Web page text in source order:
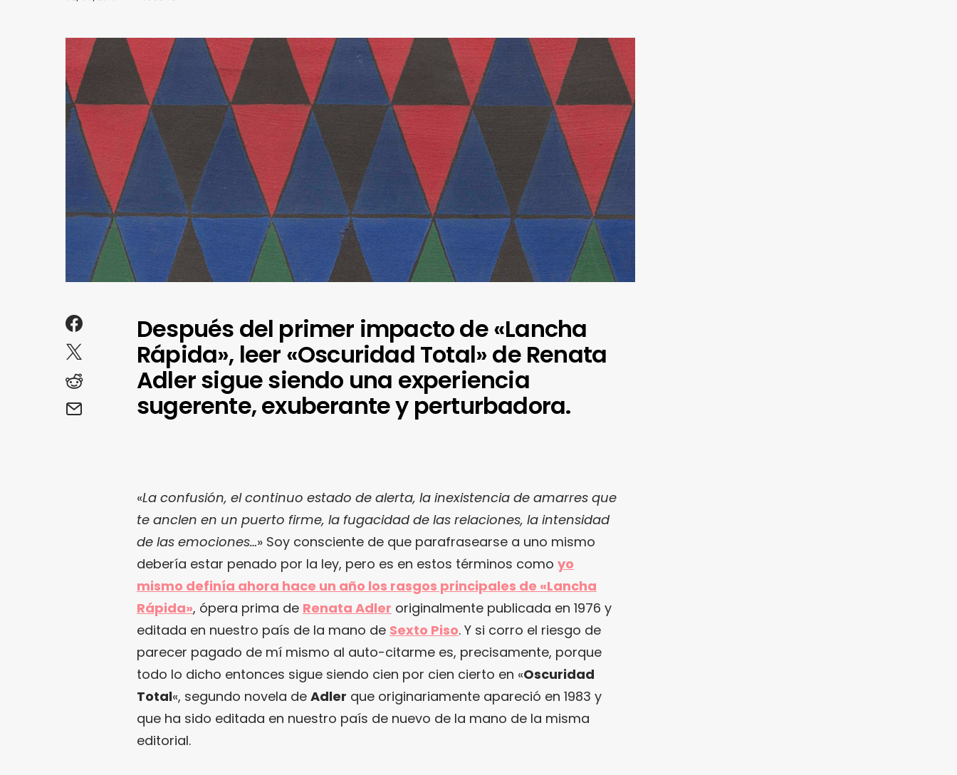
Después del primer impacto de «Lancha
Rápida», leer «Oscuridad Total» de Renata
Adler sigue siendo una experiencia
sugerente, exuberante y perturbadora.
«La confusión, el continuo estado de alerta, la inexistencia de amarres que
te anclen en un puerto firme, la fugacidad de las relaciones, la intensidad
de las emociones…» Soy consciente de que parafrasearse a uno mismo
debería estar penado por la ley, pero es en estos términos como yo
mismo definía ahora hace un año los rasgos principales de «Lancha
Rápida», ópera prima de Renata Adler originalmente publicada en 1976 y
editada en nuestro país de la mano de Sexto Piso. Y si corro el riesgo de
parecer pagado de mí mismo al auto-citarme es, precisamente, porque
todo lo dicho entonces sigue siendo cien por cien cierto en «Oscuridad
Total«, segundo novela de Adler que originariamente apareció en 1983 y
que ha sido editada en nuestro país de nuevo de la mano de la misma
editorial.